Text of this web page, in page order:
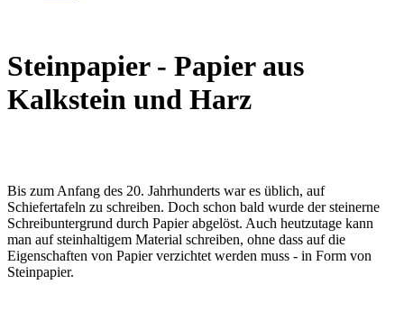
Steinpapier - Papier aus
Kalkstein und Harz
Bis zum Anfang des 20. Jahrhunderts war es üblich, auf
Schiefertafeln zu schreiben. Doch schon bald wurde der steinerne
Schreibuntergrund durch Papier abgelöst. Auch heutzutage kann
man auf steinhaltigem Material schreiben, ohne dass auf die
Eigenschaften von Papier verzichtet werden muss - in Form von
Steinpapier.